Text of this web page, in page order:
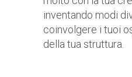
inventando modi
coinvolgere i tuoi
della tua struttura.